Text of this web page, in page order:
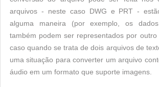
arquivos - neste caso DWG e PRT -
alguma maneira (por exemplo, os
também podem ser representados por
caso quando se trata de dois arquivos de
uma situação para converter um arquivo
áudio em um formato que suporte imagens.